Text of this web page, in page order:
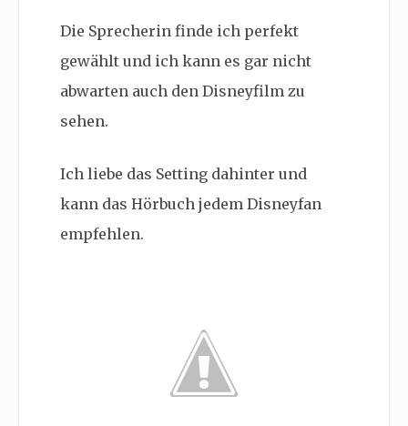
Die Sprecherin finde ich perfekt
gewählt und ich kann es gar nicht
abwarten auch den Disneyfilm zu
sehen.
Ich liebe das Setting dahinter und
kann das Hörbuch jedem Disneyfan
empfehlen.